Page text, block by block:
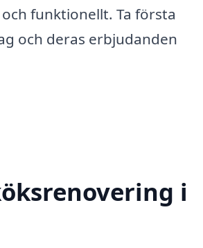
funktionellt. Ta första
och deras erbjudanden
i